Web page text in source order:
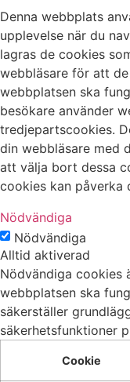
Denna webbplats
upplevelse när du
lagras de cookies
webbläsare för att
webbplatsen ska
besökare använder
tredjepartscookies.
din webbläsare med
att välja bort dessa
cookies kan påverka
Nödvändiga
Nödvändiga
Alltid aktiverad
Nödvändiga cookies
webbplatsen ska
säkerställer
säkerhetsfunktioner
Cookie